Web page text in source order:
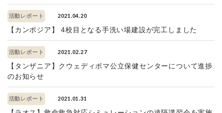
活動レポート 2021.04.20
【カンボジア】 4校目となる手洗い場建設が完工しました
活動レポート 2021.02.27
【タンザニア】クウェディボマ公立保健センターについて進捗
のお知らせ
活動レポート 2021.01.31